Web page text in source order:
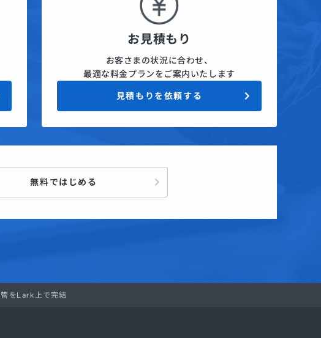
お見積もり
お客さまの状況に合わせ、
最適な料金プランをご案内いたします
見積もりを依頼する
無料ではじめる
をLark上で完結